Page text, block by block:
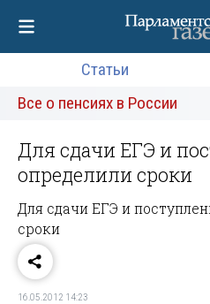
Статьи
Все о пенсиях в России
Для сдачи ЕГЭ и
определили сроки
Для сдачи ЕГЭ и
сроки
16.05.2012 14:23